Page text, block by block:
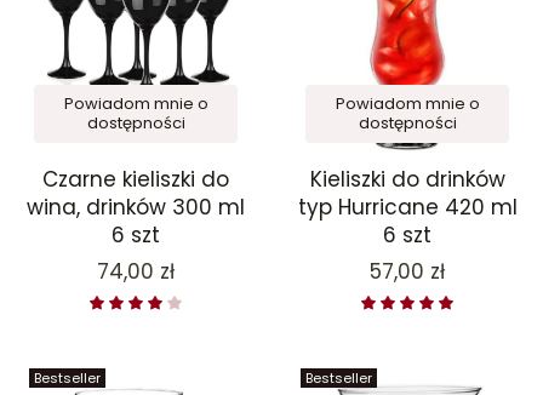
Powiadom mnie o
dostępności
Czarne kieliszki do
wina, drinków 300 ml
6 szt
Cena
74,00 zł
Powiadom mnie o
dostępności
Kieliszki do drinków
typ Hurricane 420 ml
6 szt
Cena
57,00 zł
Bestseller Bestseller